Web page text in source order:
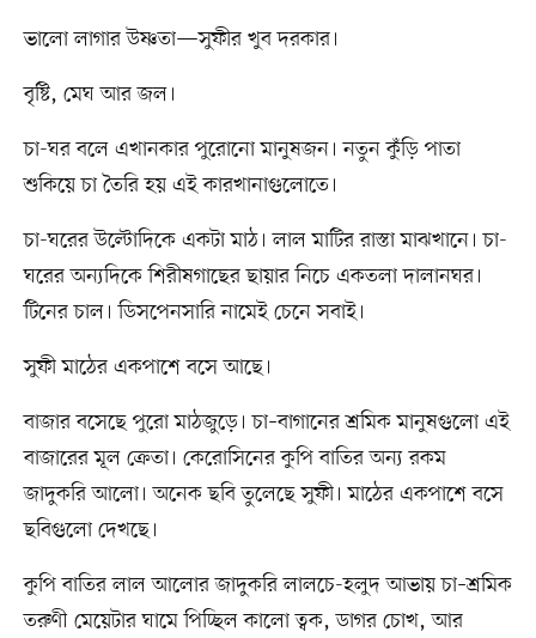
ভালো লাগার উষ্ণতা—সুফীর খুব দরকার।
বৃষ্টি, মেঘ আর জল।
চা-ঘর বলে এখানকার পুরোনো মানুষজন। নতুন কুঁড়ি পাতা
শুকিয়ে চা তৈরি হয় এই কারখানাগুলোতে।
চা-ঘরের উল্টোদিকে একটা মাঠ। লাল মাটির রাস্তা মাঝখানে। চা-
ঘরের অন্যদিকে শিরীষগাছের ছায়ার নিচে একতলা দালানঘর।
টিনের চাল। ডিসপেনসারি নামেই চেনে সবাই।
সুফী মাঠের একপাশে বসে আছে।
বাজার বসেছে পুরো মাঠজুড়ে। চা–বাগানের শ্রমিক মানুষগুলো এই
বাজারের মূল ক্রেতা। কেরোসিনের কুপি বাতির অন্য রকম
জাদুকরি আলো। অনেক ছবি তুলেছে সুফী। মাঠের একপাশে বসে
ছবিগুলো দেখছে।
কুপি বাতির লাল আলোর জাদুকরি লালচে-হলুদ আভায় চা–শ্রমিক
তরুণী মেয়েটার ঘামে পিচ্ছিল কালো ত্বক, ডাগর চোখ, আর